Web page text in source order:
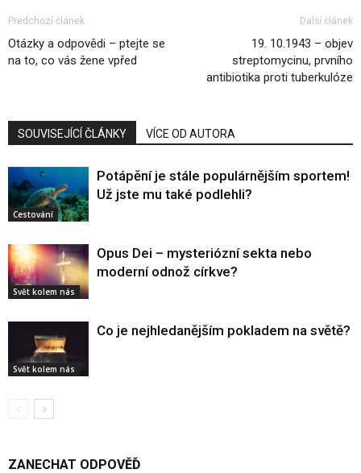
Předchozí článek
Otázky a odpovědi – ptejte se
na to, co vás žene vpřed
Další článek
19. 10.1943 – objev
streptomycinu, prvního
antibiotika proti tuberkulóze
SOUVISEJÍCÍ ČLÁNKY VÍCE OD AUTORA
Cestování
Potápění je stále populárnějším sportem!
Už jste mu také podlehli?
Svět kolem nás
Opus Dei – mysteriózní sekta nebo
moderní odnož církve?
Svět kolem nás
Co je nejhledanějším pokladem na světě?
ZANECHAT ODPOVĚĎ